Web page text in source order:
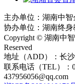
主办单位：湖南中
协办单位：湖南终
Copyright © 湖南中
Reserved
地址（ADD）：长
联系电话（TEL）：
437956056@qq.com